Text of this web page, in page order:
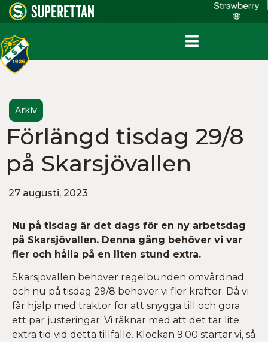
Arkiv
Förlängd tisdag 29/8
på Skarsjövallen
27 augusti, 2023
Nu på tisdag är det dags för en ny arbetsdag
på Skarsjövallen. Denna gång behöver vi var
fler och hålla på en liten stund extra.
Skarsjövallen behöver regelbunden omvårdnad
och nu på tisdag 29/8 behöver vi fler krafter. Då vi
får hjälp med traktor för att snygga till och göra
ett par justeringar. Vi räknar med att det tar lite
extra tid vid detta tillfälle. Klockan 9:00 startar vi, så